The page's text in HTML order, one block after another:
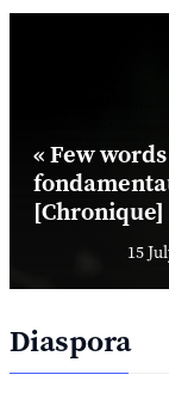
« Few
[Chronique]
15
Diaspora